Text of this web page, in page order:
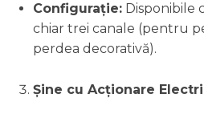
Configurație: Disponibile
chiar trei canale (pentru
perdea decorativă).
Șine cu Acționare